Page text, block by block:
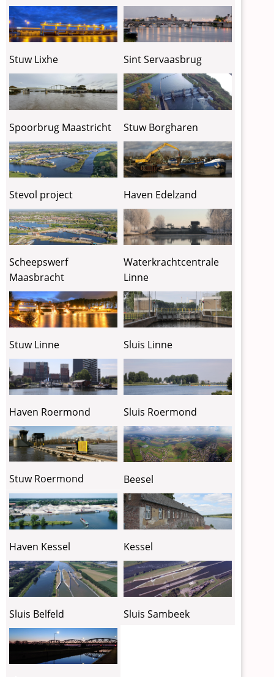
Stuw Lixhe Sint Servaasbrug
Spoorbrug Maastricht Stuw Borgharen
Stevol project Haven Edelzand
Scheepswerf
Maasbracht
Waterkrachtcentrale
Linne
Stuw Linne Sluis Linne
Haven Roermond Sluis Roermond
Stuw Roermond Beesel
Haven Kessel Kessel
Sluis Belfeld Sluis Sambeek